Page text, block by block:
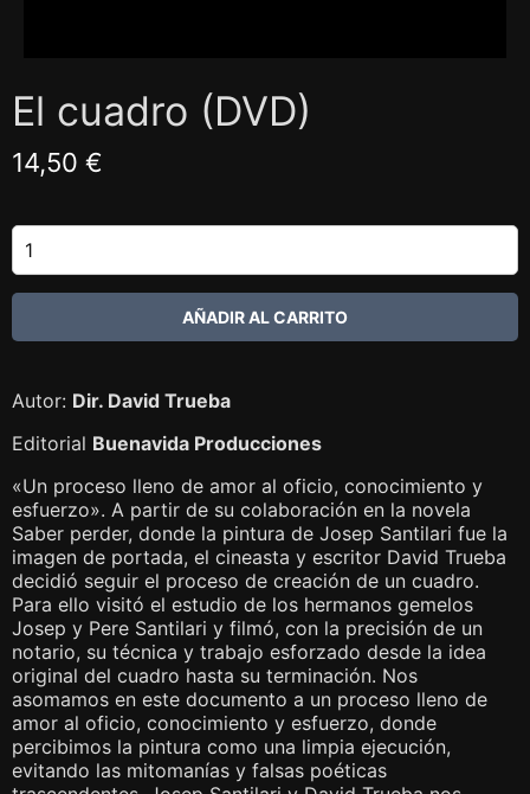
El cuadro (DVD)
14,50 €
Autor: Dir. David Trueba
Editorial Buenavida Producciones
«Un proceso lleno de amor al oficio, conocimiento y
esfuerzo». A partir de su colaboración en la novela
Saber perder, donde la pintura de Josep Santilari fue la
imagen de portada, el cineasta y escritor David Trueba
decidió seguir el proceso de creación de un cuadro.
Para ello visitó el estudio de los hermanos gemelos
Josep y Pere Santilari y filmó, con la precisión de un
notario, su técnica y trabajo esforzado desde la idea
original del cuadro hasta su terminación. Nos
asomamos en este documento a un proceso lleno de
amor al oficio, conocimiento y esfuerzo, donde
percibimos la pintura como una limpia ejecución,
evitando las mitomanías y falsas poéticas